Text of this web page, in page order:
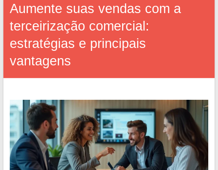
Aumente suas vendas com a
terceirização comercial:
estratégias e principais
vantagens